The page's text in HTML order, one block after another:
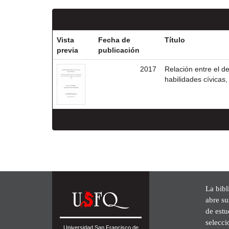
Vista
previa
Fecha de
publicación
Título
2017
Relación entre el
habilidades
Universidad San Francisco de
La
abre
de